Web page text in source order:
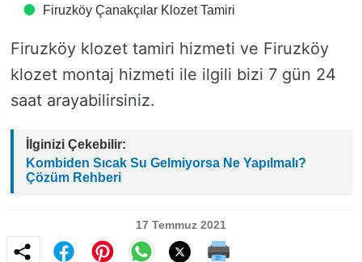
Firuzköy Çanakçılar Klozet Tamiri
Firuzköy klozet tamiri hizmeti ve Firuzköy
klozet montaj hizmeti ile ilgili bizi 7 gün 24
saat arayabilirsiniz.
İlginizi Çekebilir:
Kombiden Sıcak Su Gelmiyorsa Ne Yapılmalı?
Çözüm Rehberi
17 Temmuz 2021